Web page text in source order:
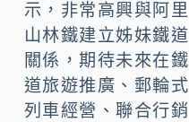
示，非常高興與阿里
山林鐵建立姊妹鐵道
關係，期待未來在鐵
道旅遊推廣、郵輪式
列車經營、聯合行銷